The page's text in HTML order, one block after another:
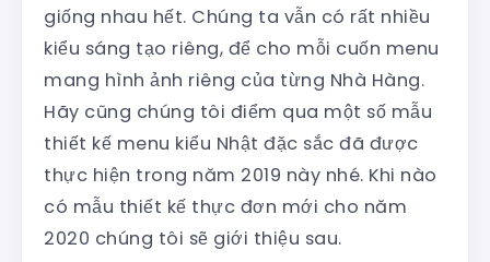
giống nhau hết. Chúng ta vẫn có rất nhiều
kiểu sáng tạo riêng, để cho mỗi cuốn menu
mang hình ảnh riêng của từng Nhà Hàng.
Hãy cũng chúng tôi điểm qua một số mẫu
thiết kế menu kiểu Nhật đặc sắc đã được
thực hiện trong năm 2019 này nhé. Khi nào
có mẫu thiết kế thực đơn mới cho năm
2020 chúng tôi sẽ giới thiệu sau.